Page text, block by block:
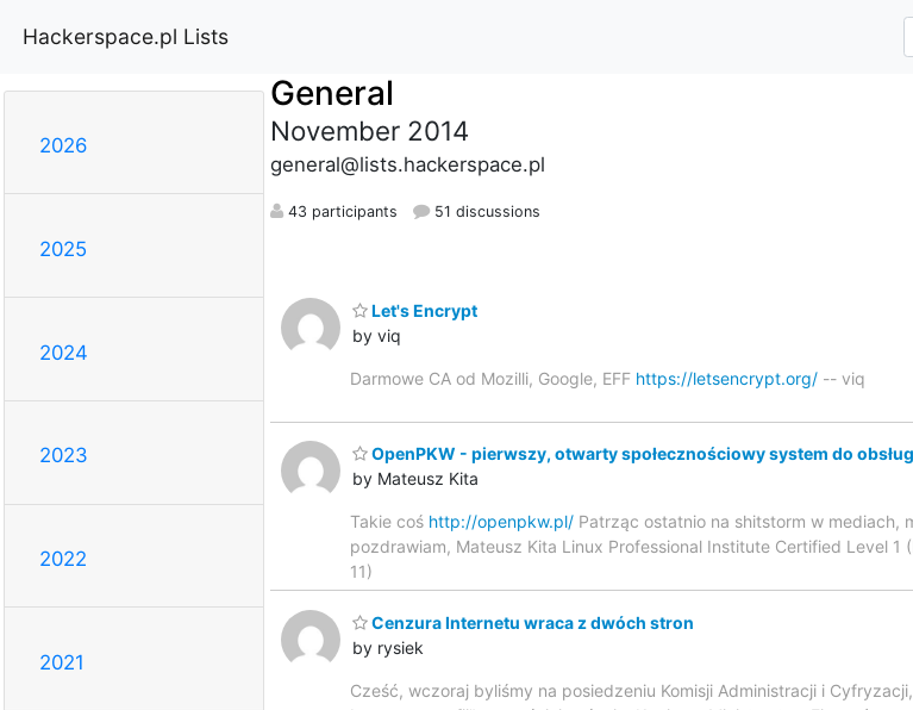
Hackerspace.pl Lists
2026
2025
2024
2023
2022
2021
General
November 2014
general@lists.hackerspace.pl
43 participants 51 discussions
Let's Encrypt
by viq
Darmowe CA od Mozilli, Google, EFF https://letsencrypt.org/ -- viq
OpenPKW - pierwszy, otwarty społecznościowy system do
by Mateusz Kita
Takie coś http://openpkw.pl/ Patrząc ostatnio na shitstorm w mediach,
pozdrawiam, Mateusz Kita Linux Professional Institute Certified Level
11)
Cenzura Internetu wraca z dwóch stron
by rysiek
Cześć, wczoraj byliśmy na posiedzeniu Komisji Administracji i